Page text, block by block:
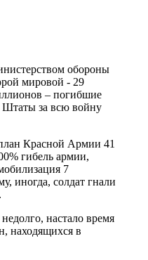
обороны
мировой - 29
– погибшие
за всю войну
Красной Армии 41
гибель армии,
7
иногда, солдат гнали
настало время
находящихся в